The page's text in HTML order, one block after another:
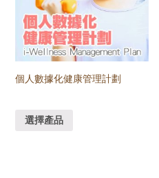
個人數據化健康管理計劃
選擇產品